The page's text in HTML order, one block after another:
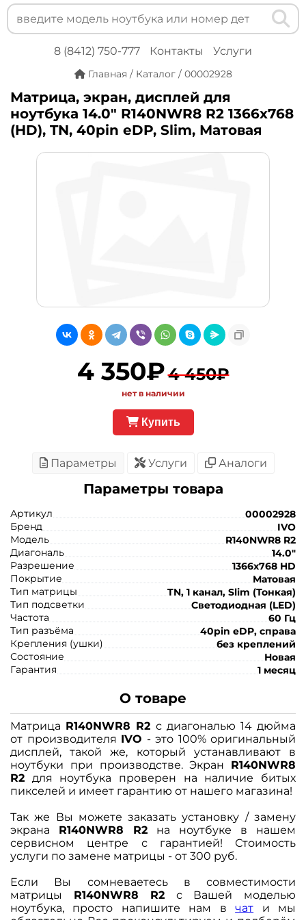
8 (8412) 750-777 Контакты Услуги
Главная / Каталог / 00002928
Матрица, экран, дисплей для
ноутбука 14.0" R140NWR8 R2 1366x768
(HD), TN, 40pin eDP, Slim, Матовая
4 350₽4 450₽
нет в наличии
Купить
Параметры Услуги Аналоги
Параметры товара
Артикул
00002928
Бренд
IVO
Модель
R140NWR8 R2
Диагональ
14.0"
Разрешение
1366x768 HD
Покрытие
Матовая
Тип матрицы
TN, 1 канал, Slim (Тонкая)
Тип подсветки
Светодиодная (LED)
Частота
60 Гц
Тип разъёма
40pin eDP, справа
Крепления (ушки)
без креплений
Состояние
Новая
Гарантия
1 месяц
О товаре
Матрица R140NWR8 R2 с диагональю 14 дюйма
от производителя IVO - это 100% оригинальный
дисплей, такой же, который устанавливают в
ноутбуки при производстве. Экран R140NWR8
R2 для ноутбука проверен на наличие битых
пикселей и имеет гарантию от нашего магазина!
Так же Вы можете заказать установку / замену
экрана R140NWR8 R2 на ноутбуке в нашем
сервисном центре с гарантией! Стоимость
услуги по замене матрицы - от 300 руб.
Если Вы сомневаетесь в совместимости
матрицы R140NWR8 R2 с Вашей моделью
ноутбука, просто напишите нам вчат и мы